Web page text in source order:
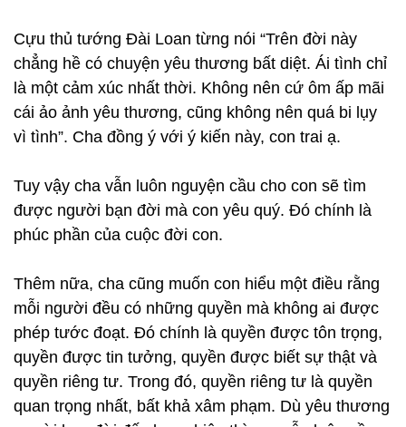
Cựu thủ tướng Đài Loan từng nói “Trên đời này
chẳng hề có chuyện yêu thương bất diệt. Ái tình chỉ
là một cảm xúc nhất thời. Không nên cứ ôm ấp mãi
cái ảo ảnh yêu thương, cũng không nên quá bi lụy
vì tình”. Cha đồng ý với ý kiến này, con trai ạ.
Tuy vậy cha vẫn luôn nguyện cầu cho con sẽ tìm
được người bạn đời mà con yêu quý. Đó chính là
phúc phần của cuộc đời con.
Thêm nữa, cha cũng muốn con hiểu một điều rằng
mỗi người đều có những quyền mà không ai được
phép tước đoạt. Đó chính là quyền được tôn trọng,
quyền được tin tưởng, quyền được biết sự thật và
quyền riêng tư. Trong đó, quyền riêng tư là quyền
quan trọng nhất, bất khả xâm phạm. Dù yêu thương